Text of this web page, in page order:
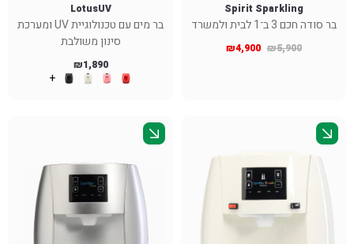
Spirit Sparkling
בר סודה חכם 3 ב־1 לבית ולמשרד
₪5,900
₪4,900
LotusUV
בר מים עם טכנולוגיית UV ומערכת
סינון משולבת
₪1,890
+